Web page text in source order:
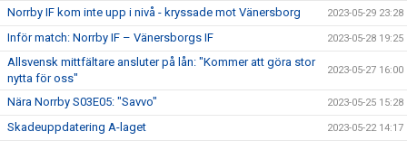
Norrby IF kom inte upp i nivå - kryssade mot Vänersborg 2023-05-29 23:28
Inför match: Norrby IF – Vänersborgs IF 2023-05-28 19:25
Allsvensk mittfältare ansluter på lån: "Kommer att göra stor
nytta för oss"
2023-05-27 16:00
Nära Norrby S03E05: "Savvo" 2023-05-25 15:28
Skadeuppdatering A-laget 2023-05-22 14:17